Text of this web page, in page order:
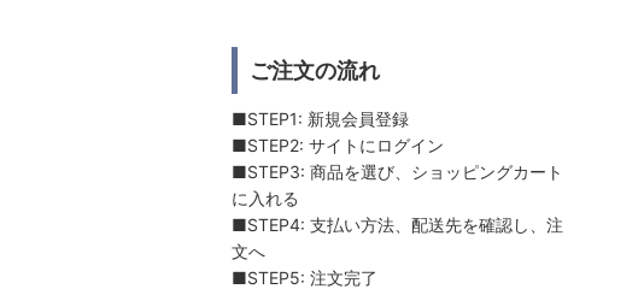
ご注文の流れ
■STEP1: 新規会員登録
■STEP2: サイトにログイン
■STEP3: 商品を選び、ショッピングカート
に入れる
■STEP4: 支払い方法、配送先を確認し、注
文へ
■STEP5: 注文完了